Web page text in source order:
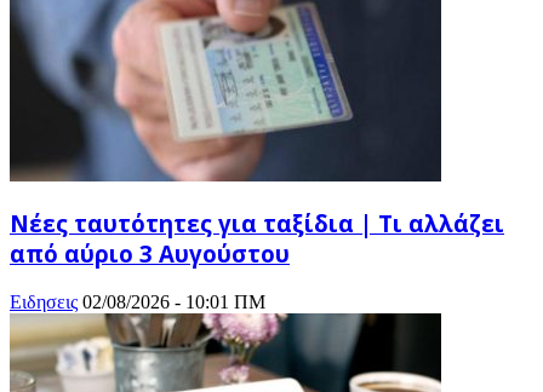
Νέες ταυτότητες για ταξίδια | Τι αλλάζει
από αύριο 3 Αυγούστου
Ειδησεις 02/08/2026 - 10:01 ΠΜ